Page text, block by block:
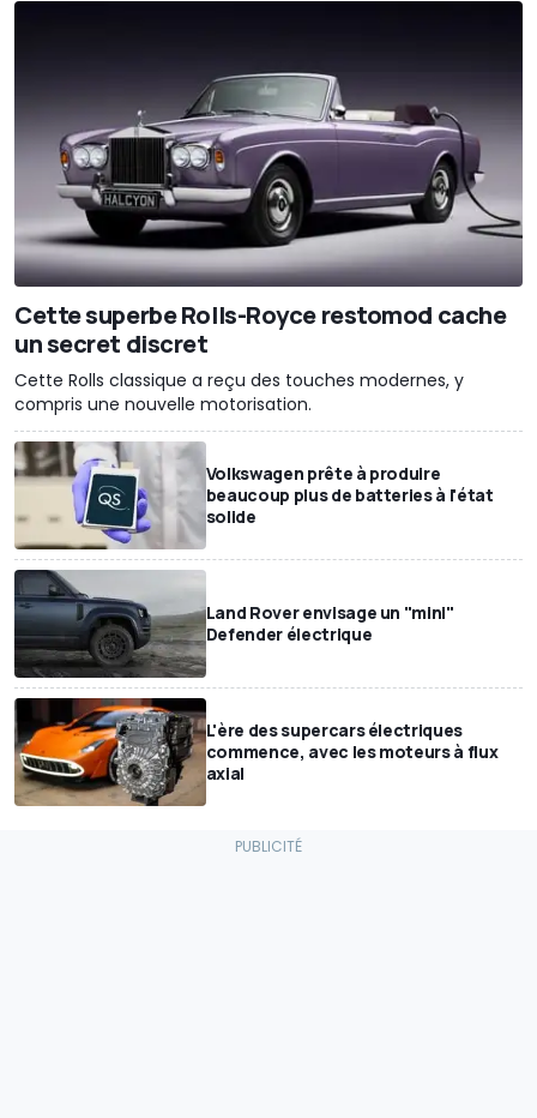
Cette superbe Rolls-Royce restomod cache
un secret discret
Cette Rolls classique a reçu des touches modernes, y
compris une nouvelle motorisation.
Volkswagen prête à produire
beaucoup plus de batteries à l'état
solide
Land Rover envisage un "mini"
Defender électrique
L'ère des supercars électriques
commence, avec les moteurs à flux
axial